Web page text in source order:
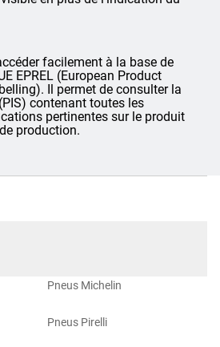
facilement à la base de
EPREL (European Product
Il permet de consulter la
contenant toutes les
pertinentes sur le produit
production.
Pneus Michelin
Pneus Pirelli